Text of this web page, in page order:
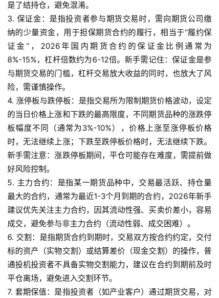
货
恒
指
货
期
货
入
门
期
货
行
情
黄
金
期
货
是了结持仓，避免混淆。
3. 保证金：是指投资者参与期货交易时，需向期货公司缴
纳的少量资金，用于担保期货合约的履行，相当于“履约保
证金”，2026年国内期货合约的保证金比例通常为
8%-15%，杠杆倍数约为6-12倍。新手需记住：保证金是参
与期货交易的门槛，杠杆交易放大收益的同时，也放大了风
险，需谨慎操作。
4. 涨停板与跌停板：是指交易所为限制期货价格波动，设定
的当日价格上涨和下跌的最高限度，不同期货品种的涨跌停
板幅度不同（通常为3%-10%），价格上涨至涨停板价格
时，无法继续上涨；下跌至跌停板价格时，无法继续下跌。
新手需注意：涨跌停板期间，平仓可能存在难度，需提前做
好风险控制。
5. 主力合约：是指某一期货品种中，交易最活跃、持仓量
最大的合约，通常为最近1-3个月到期的合约，2026年新手
建议优先关注主力合约，因其流动性强、买卖价差小，容易
成交，避免参与非主力合约（流动性弱、成交困难）。
6. 交割：是指期货合约到期时，交易双方按合约约定，交付
标的资产（实物交割）或结算差价（现金交割）的操作，普
通投机投资者不具备实物交割能力，建议在合约到期前及时
平仓离场，避免进入交割环节。
7. 套期保值：是指投资者（如产业客户）通过期货交易，对